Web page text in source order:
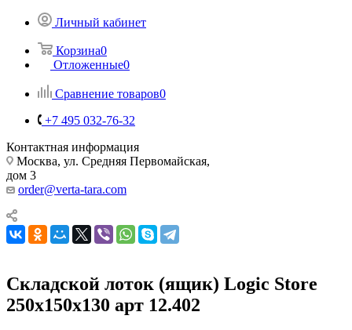
Личный кабинет
Корзина0
Отложенные0
Сравнение товаров0
+7 495 032-76-32
Контактная информация
Москва, ул. Средняя Первомайская,
дом 3
order@verta-tara.com
Складской лоток (ящик) Logic Store
250х150х130 арт 12.402